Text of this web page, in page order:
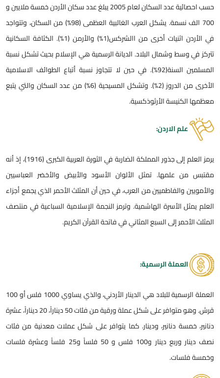
حسب احصائية عدد السكان لعام 2005 يبلغ عدد سكان الأردن خمسة ملايين و
700 الف نسمة. يشكل العرب الغالبية العظمى (98%) من السكان، وتتواجد
في الأردن اثنيات أخرى من االشركس(1%) والأرمن (1%). الكثافة السكانية
تتركز في وسط وشمال البلاد. الديانة الرسمية هي الإسلام بحيث تشكل نسبة
المسلمين السنة(92%). في حين لا تتجاوز نسبة أتباع الطوائف الاسلامية
الأخرى من الدروز (2%). وتشكل المسيحية (6%) من عدد السكان والتي يتبع
معظمها الكنيسة الأرثوذكسية.
علم الاردن:
يرمز العلم إلى جذور المملكة الضاربة في الثورة العربية الكبرى (1916)، إذ أنه
مقتبس من علمها. تمثل الألوان الأسود والأبيض والأخضر العباسيين
والأمويين والفاطميين من العرب، في حين أن المثلث الأحمر الذي يجمع أجزاء
العلم يمثل الأسرة الهاشمية. وترمز النجمة الإسلامية السباعية في منتصف
المثلث الأحمر إلى السبع المثاني في فاتحة القرآن الكريم.
العملة الرسمية:
العملة الرسمية للبلاد هي الدينار الأردني، والذي يساوي 1000 فلس أو 100
قرش. وهو متوافر على شكل عملة ورقية من فئات 50 ديناراً، 20 ديناراً، عشرة
دنانير، خمسة دنانير، ودينار. كما يتوافر على شكل عملات معدنية من فئات
نصف دينار وربع دينار و100 فلس و 50 فلساً و25 فلساً وعشرة فلسات
وخمسة فلسات.